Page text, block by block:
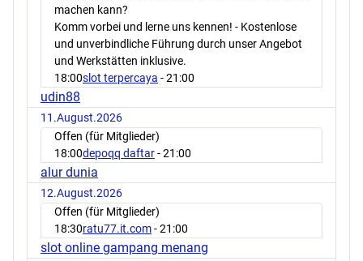
machen kann?
Komm vorbei und lerne uns kennen! - Kostenlose
und unverbindliche Führung durch unser Angebot
und Werkstätten inklusive.
18:00slot terpercaya - 21:00
udin88
11.August.2026
Offen (für Mitglieder)
18:00depoqq daftar- 21:00
alur dunia
12.August.2026
Offen (für Mitglieder)
18:30ratu77.it.com- 21:00
slot online gampang menang